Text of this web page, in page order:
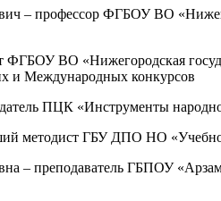
– профессор ФГБОУ ВО
ФГБОУ ВО «Нижегородская
и Международных конкурсов
ПЦК «Инструменты
методист ГБУ ДПО НО «Учебно-
– преподаватель ГБПОУ